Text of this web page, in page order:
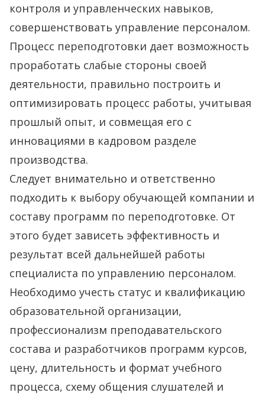
контроля и управленческих навыков,
совершенствовать управление персоналом.
Процесс переподготовки дает возможность
проработать слабые стороны своей
деятельности, правильно построить и
оптимизировать процесс работы, учитывая
прошлый опыт, и совмещая его с
инновациями в кадровом разделе
производства.
Следует внимательно и ответственно
подходить к выбору обучающей компании и
составу программ по переподготовке. От
этого будет зависеть эффективность и
результат всей дальнейшей работы
специалиста по управлению персоналом.
Необходимо учесть статус и квалификацию
образовательной организации,
профессионализм преподавательского
состава и разработчиков программ курсов,
цену, длительность и формат учебного
процесса, схему общения слушателей и